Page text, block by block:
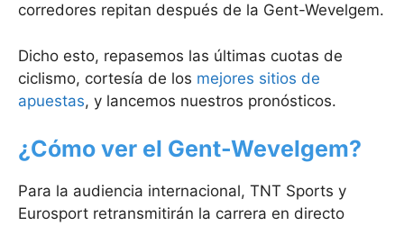
corredores repitan después de la Gent-Wevelgem.
Dicho esto, repasemos las últimas cuotas de
ciclismo, cortesía de los mejores sitios de
apuestas, y lancemos nuestros pronósticos.
¿Cómo ver el Gent-Wevelgem?
Para la audiencia internacional, TNT Sports y
Eurosport retransmitirán la carrera en directo